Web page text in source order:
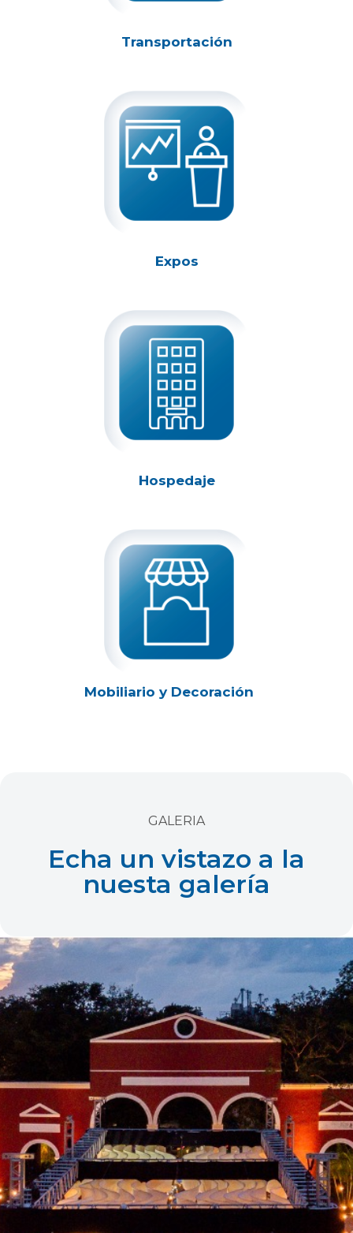
Transportación
Expos
Hospedaje
Mobiliario y Decoración
GALERIA
Echa un vistazo a la
nuesta galería